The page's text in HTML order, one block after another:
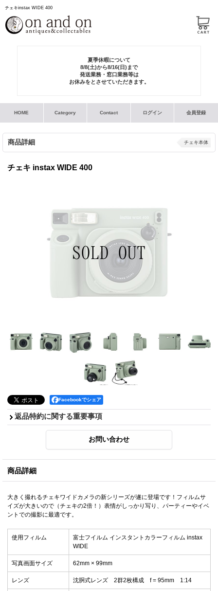
チェキinstax WIDE 400
夏季休暇について
8/8(土)から8/16(日)まで
発送業務・窓口業務等は
お休みをとさせていただきます。
HOME Category Contact ログイン 会員登録
商品詳細 チェキ本体
チェキ instax WIDE 400
Facebookでシェア
返品特約に関する重要事項
商品詳細
大きく撮れるチェキワイドカメラの新シリーズが遂に登場です！フィルムサ
イズが大きいので（チェキの2倍！）表情がしっかり写り、パーティーやイベ
ントでの撮影に最適です。
使用フィルム
富士フイルム インスタントカラーフィルム instax
WIDE
写真画面サイズ 62mm × 99mm
レンズ 沈胴式レンズ 2群2枚構成 f = 95mm 1:14